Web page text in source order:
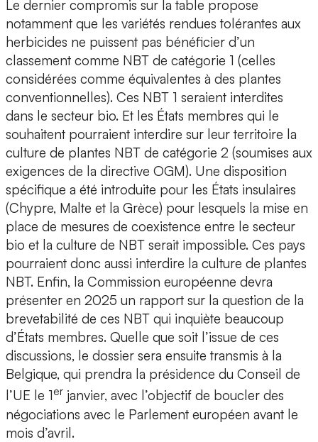
Le dernier compromis sur la table propose
notamment que les variétés rendues tolérantes aux
herbicides ne puissent pas bénéficier d’un
classement comme NBT de catégorie 1 (celles
considérées comme équivalentes à des plantes
conventionnelles). Ces NBT 1 seraient interdites
dans le secteur bio. Et les États membres qui le
souhaitent pourraient interdire sur leur territoire la
culture de plantes NBT de catégorie 2 (soumises aux
exigences de la directive OGM). Une disposition
spécifique a été introduite pour les États insulaires
(Chypre, Malte et la Grèce) pour lesquels la mise en
place de mesures de coexistence entre le secteur
bio et la culture de NBT serait impossible. Ces pays
pourraient donc aussi interdire la culture de plantes
NBT. Enfin, la Commission européenne devra
présenter en 2025 un rapport sur la question de la
brevetabilité de ces NBT qui inquiète beaucoup
d’États membres. Quelle que soit l’issue de ces
discussions, le dossier sera ensuite transmis à la
Belgique, qui prendra la présidence du Conseil de
l’UE le 1er janvier, avec l’objectif de boucler des
négociations avec le Parlement européen avant le
mois d’avril.